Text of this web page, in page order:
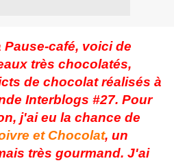
café, voici de
très chocolatés,
de chocolat réalisés à
Interblogs #27. Pour
j'ai eu la chance de
et Chocolat, un
très gourmand. J'ai